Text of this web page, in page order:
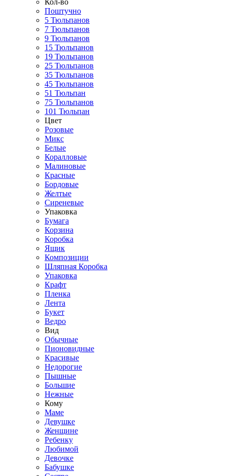
Кол-во
Поштучно
5 Тюльпанов
7 Тюльпанов
9 Тюльпанов
15 Тюльпанов
19 Тюльпанов
25 Тюльпанов
35 Тюльпанов
45 Тюльпанов
51 Тюльпан
75 Тюльпанов
101 Тюльпан
Цвет
Розовые
Микс
Белые
Коралловые
Малиновые
Красные
Бордовые
Желтые
Сиреневые
Упаковка
Бумага
Корзина
Коробка
Ящик
Композиции
Шляпная Коробка
Упаковка
Крафт
Пленка
Лента
Букет
Ведро
Вид
Обычные
Пионовидные
Красивые
Недорогие
Пышные
Большие
Нежные
Кому
Маме
Девушке
Женщине
Ребенку
Любимой
Девочке
Бабушке